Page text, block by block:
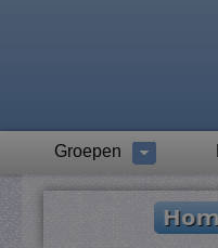
Groepen